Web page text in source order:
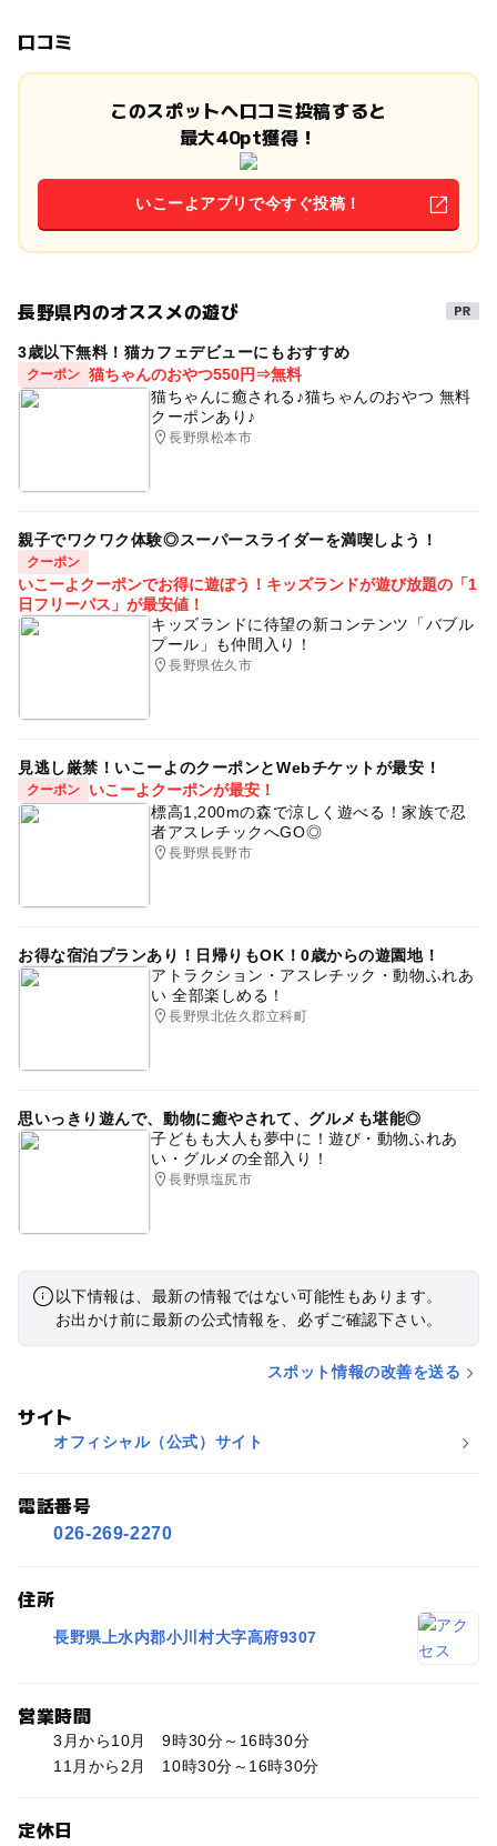
口コミ
このスポットへ口コミ投稿すると
最大40pt獲得！
いこーよアプリで今すぐ投稿！
長野県内のオススメの遊び
3歳以下無料！猫カフェデビューにもおすすめ
クーポン 猫ちゃんのおやつ550円⇒無料
猫ちゃんに癒される♪猫ちゃんのおやつ 無料
クーポンあり♪
長野県松本市
親子でワクワク体験◎スーパースライダーを満喫しよう！
クーポン
いこーよクーポンでお得に遊ぼう！キッズランドが遊び放題の「1
日フリーパス」が最安値！
キッズランドに待望の新コンテンツ「バブル
プール」も仲間入り！
長野県佐久市
見逃し厳禁！いこーよのクーポンとWebチケットが最安！
クーポン
いこーよクーポンが最安！
標高1,200mの森で涼しく遊べる！家族で忍
者アスレチックへGO◎
長野県長野市
お得な宿泊プランあり！日帰りもOK！0歳からの遊園地！
アトラクション・アスレチック・動物ふれあ
い 全部楽しめる！
長野県北佐久郡立科町
思いっきり遊んで、動物に癒やされて、グルメも堪能◎
子どもも大人も夢中に！遊び・動物ふれあ
い・グルメの全部入り！
長野県塩尻市
以下情報は、最新の情報ではない可能性もあります。
お出かけ前に最新の公式情報を、必ずご確認下さい。
スポット情報の改善を送る
サイト
オフィシャル（公式）サイト
電話番号
026-269-2270
住所
長野県上水内郡小川村大字高府9307
営業時間
3月から10月 9時30分～16時30分
11月から2月 10時30分～16時30分
定休日